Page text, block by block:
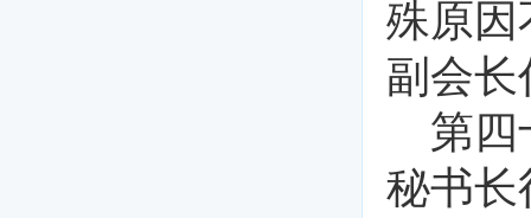
殊原因
副会长
第四
秘书长